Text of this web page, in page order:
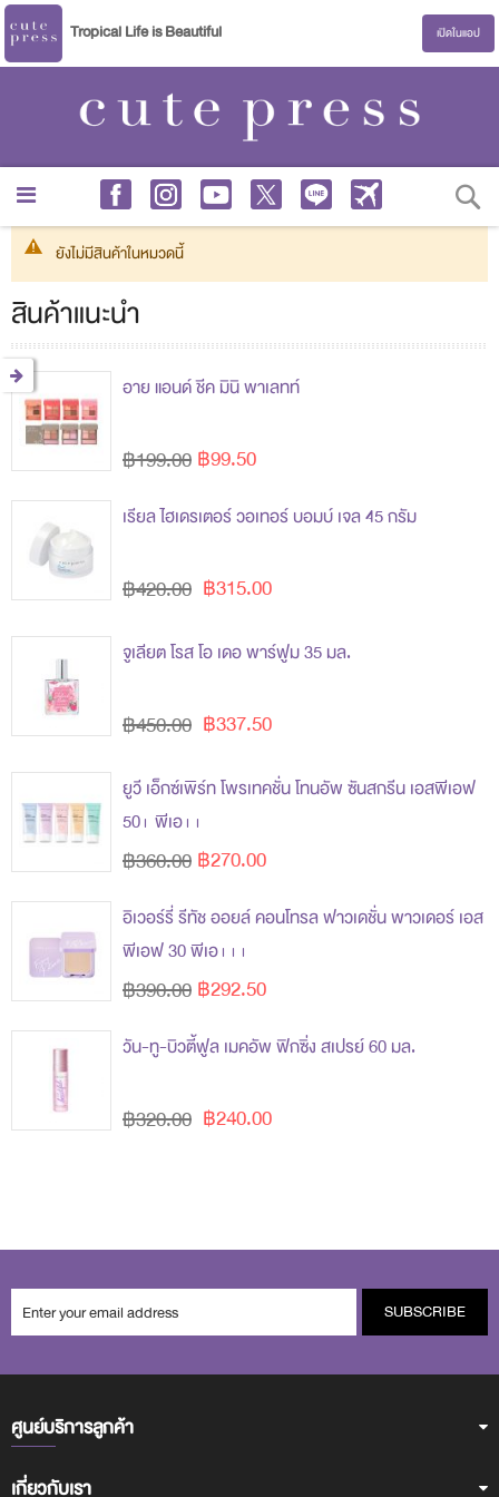
Tropical Life is Beautiful เปิดในแอป
ยังไม่มีสินค้าในหมวดนี้
สินค้าแนะนำ
อาย แอนด์ ชีค มินิ พาเลทท์
฿99.50
฿199.00
เรียล ไฮเดรเตอร์ วอเทอร์ บอมบ์ เจล 45 กรัม
฿315.00
฿420.00
จูเลียต โรส โอ เดอ พาร์ฟูม 35 มล.
฿337.50
฿450.00
ยูวี เอ็กซ์เพิร์ท โพรเทคชั่น โทนอัพ ซันสกรีน เอสพีเอฟ
50+ พีเอ++
฿270.00
฿360.00
อิเวอร์รี่ รีทัช ออยล์ คอนโทรล ฟาวเดชั่น พาวเดอร์ เอส
พีเอฟ 30 พีเอ+++
฿292.50
฿390.00
วัน-ทู-บิวตี้ฟูล เมคอัพ ฟิกซิ่ง สเปรย์ 60 มล.
฿240.00
฿320.00
SUBSCRIBE
ศูนย์บริการลูกค้า
เกี่ยวกับเรา